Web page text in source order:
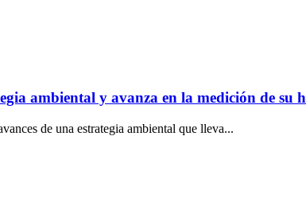
ambiental y avanza en la medición de su
de una estrategia ambiental que lleva...